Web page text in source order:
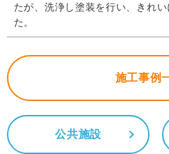
たが、洗浄し塗装を行い、きれ
た。
施工事例
公共施設